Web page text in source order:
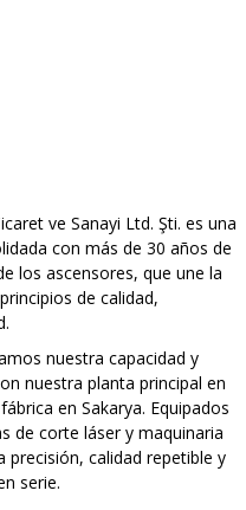
ve Sanayi Ltd. Şti. es una
con más de 30 años de
los ascensores, que une la
de calidad,
nuestra capacidad y
nuestra planta principal en
en Sakarya. Equipados
de corte láser y maquinaria
calidad repetible y
serie.